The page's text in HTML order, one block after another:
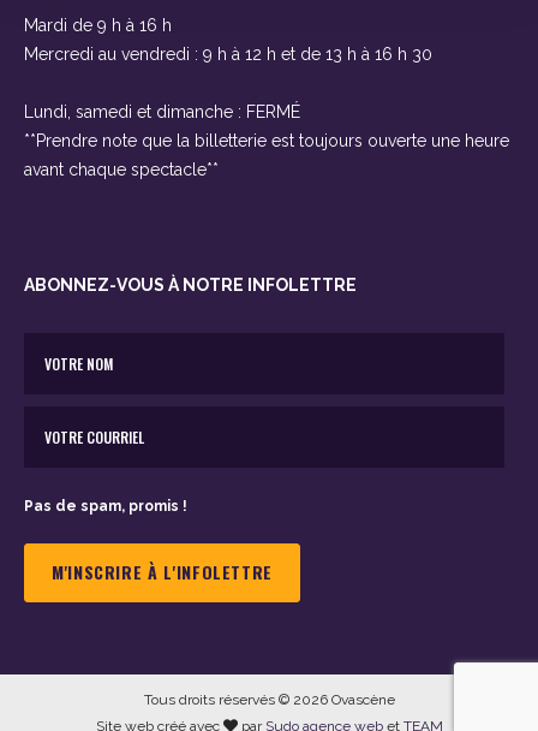
Mardi de 9 h à 16 h
Mercredi au vendredi : 9 h à 12 h et de 13 h à 16 h 30
Lundi, samedi et dimanche : FERMÉ
**Prendre note que la billetterie est toujours ouverte une heure
avant chaque spectacle**
ABONNEZ-VOUS À NOTRE INFOLETTRE
Pas de spam, promis !
Tous droits réservés © 2026 Ovascène
Site web créé avec
par Sudo agence webet TEAM